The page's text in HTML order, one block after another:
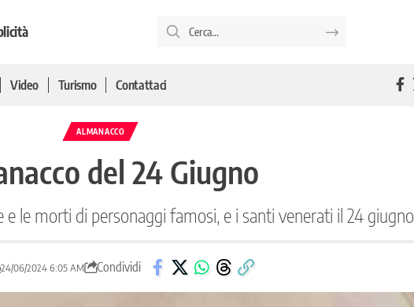
Video Turismo Contattaci
ALMANACCO
del 24 Giugno
le morti di personaggi famosi, e i santi venerati il 24 giugno.
24/06/2024 6:05 AM Condividi